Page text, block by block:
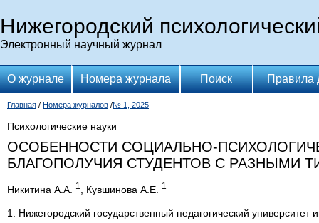
Нижегородский
Электронный научный журнал
О журнале Номера журнала Поиск Правила
Главная / Номера журналов /№ 1, 2025
Психологические науки
ОСОБЕННОСТИ СОЦИАЛЬНО-
БЛАГОПОЛУЧИЯ СТУДЕНТОВ С РАЗНЫМИ
Никитина А.А. 1 , Кувшинова А.Е. 1
1. Нижегородский государственный педагогический